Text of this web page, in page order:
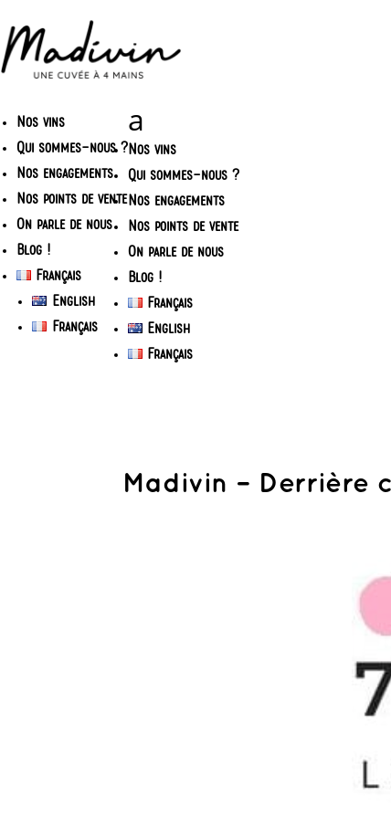
Nos vins
Qui sommes-nous ?
Nos engagements
Nos points de vente
On parle de nous
Blog !
Français
English
Français
Nos vins
Qui sommes-nous ?
Nos engagements
Nos points de vente
On parle de nous
Blog !
Français
English
Français
Madivin – Derrière